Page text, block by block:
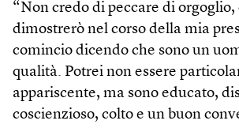
“Non credo di peccare di orgoglio,
dimostrerò nel corso della mia
comincio dicendo che sono un
qualità. Potrei non essere
appariscente, ma sono educato,
coscienzioso, colto e un buon